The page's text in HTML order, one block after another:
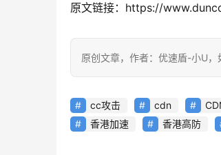
原文链接：https://
原创文章，作者：优速盾-小U
cc攻击 cdn
香港加速
香港高防